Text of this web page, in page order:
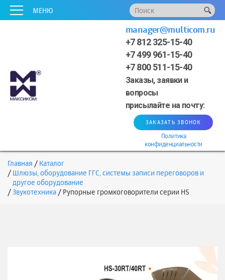
МЕНЮ
+7 812 325-15-40
+7 499 961-15-40
+7 800 511-15-40
Заказы, заявки и
вопросы
присылайте на почту:
manager@multicom.ru
ЗАКАЗАТЬ ЗВОНОК
Политика
конфиденциальности
Главная
Каталог
Шлюзы, оборудование ГГС, системы записи переговоров и
другое оборудование
Звукотехника
Рупорные громкоговорители серии HS
xxxxx